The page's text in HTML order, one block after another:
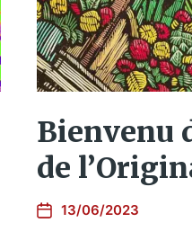
Bienvenu
de
13/06/2023